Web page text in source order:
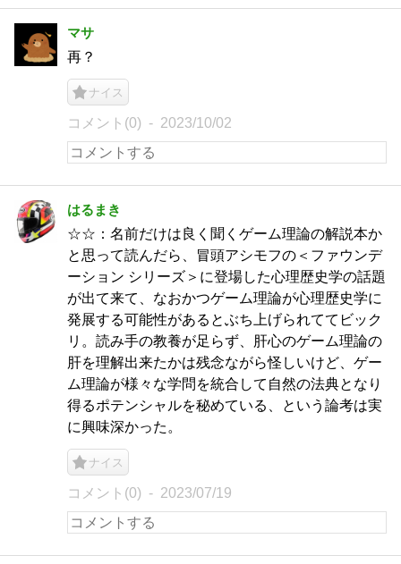
マサ
再？
ナイス
コメント(0) 2023/10/02
はるまき
☆☆：名前だけは良く聞くゲーム理論の解説本か
と思って読んだら、冒頭アシモフの＜ファウンデ
ーション シリーズ＞に登場した心理歴史学の話題
が出て来て、なおかつゲーム理論が心理歴史学に
発展する可能性があるとぶち上げられててビック
リ。読み手の教養が足らず、肝心のゲーム理論の
肝を理解出来たかは残念ながら怪しいけど、ゲー
ム理論が様々な学問を統合して自然の法典となり
得るポテンシャルを秘めている、という論考は実
に興味深かった。
ナイス
コメント(0) 2023/07/19